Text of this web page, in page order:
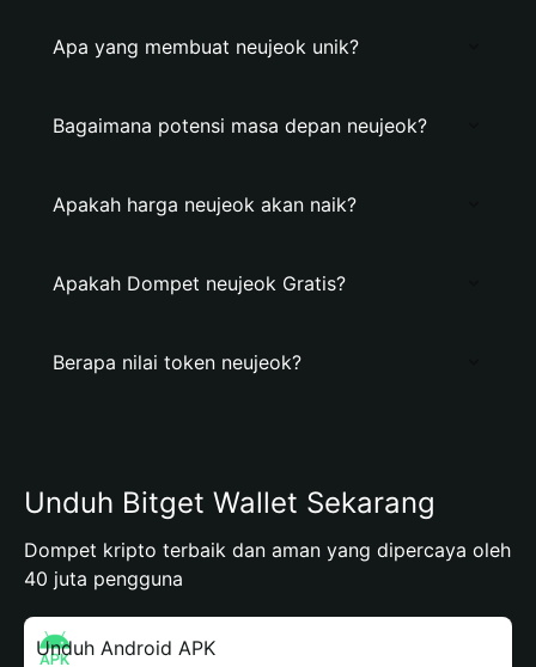
Apa yang membuat neujeok unik?
Bagaimana potensi masa depan neujeok?
Apakah harga neujeok akan naik?
Apakah Dompet neujeok Gratis?
Berapa nilai token neujeok?
Unduh Bitget Wallet Sekarang
Dompet kripto terbaik dan aman yang dipercaya oleh
40 juta pengguna
Unduh Android APK